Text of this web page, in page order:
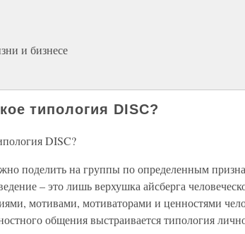
и бизнесе
типология DISC?
DISC?
поделить на группы по определенным
– это лишь верхушка айсберга
мотивами, мотиваторами и ценностями
общения выстраивается типология